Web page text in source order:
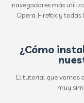
navegadores más
Opera, Firefox y todas
¿Cómo
El tutorial que vamos
muy